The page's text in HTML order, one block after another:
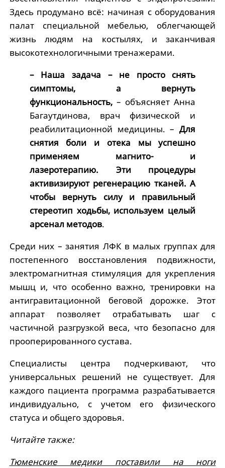
Здесь продумано всё: начиная с оборудования
палат специальной мебелью, облегчающей
жизнь людям на костылях, и заканчивая
высокотехнологичными тренажерами.
– Наша задача – не просто снять
симптомы, а вернуть
функциональность,– объясняет Анна
Багаутдинова, врач физической и
реабилитационной медицины. – Для
снятия боли и отека мы успешно
применяем магнито- и
лазеротерапию. Эти процедуры
активизируют регенерацию тканей. А
чтобы вернуть силу и правильный
стереотип ходьбы, используем целый
арсенал методов.
Среди них – занятия ЛФК в малых группах для
постепенного восстановления подвижности,
электромагнитная стимуляция для укрепления
мышц и, что особенно важно, тренировки на
антигравитационной беговой дорожке. Этот
аппарат позволяет отрабатывать шаг с
частичной разгрузкой веса, что безопасно для
прооперированного сустава.
Специалисты центра подчеркивают, что
универсальных решений не существует. Для
каждого пациента программа разрабатывается
индивидуально, с учетом его физического
статуса и общего здоровья.
Читайте также:
Тюменские медики поставили на ноги